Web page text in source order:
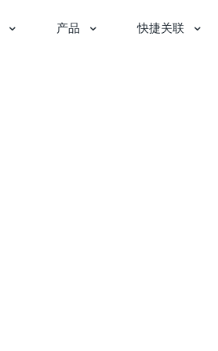
产品 快捷关联